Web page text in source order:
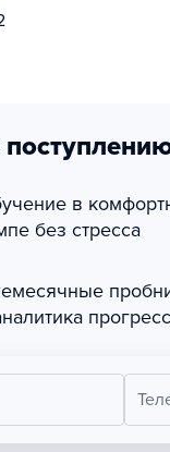
в
без стресса